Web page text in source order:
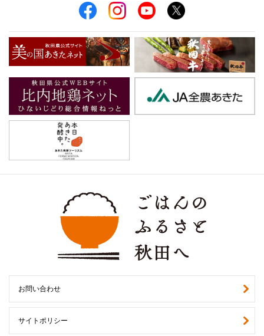
お問い合わせ
サイトポリシー